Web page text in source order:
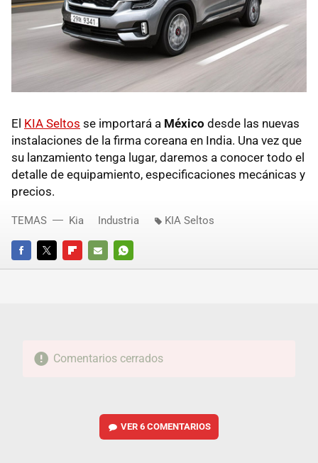
El KIA Seltos se importará a México desde las nuevas
instalaciones de la firma coreana en India. Una vez que
su lanzamiento tenga lugar, daremos a conocer todo el
detalle de equipamiento, especificaciones mecánicas y
precios.
FACEBOOKTWITTERFLIPBOARD
E-
WHATSAPP
TEMAS Kia Industria KIA Seltos
Comentarios cerrados
VER6 COMENTARIOS